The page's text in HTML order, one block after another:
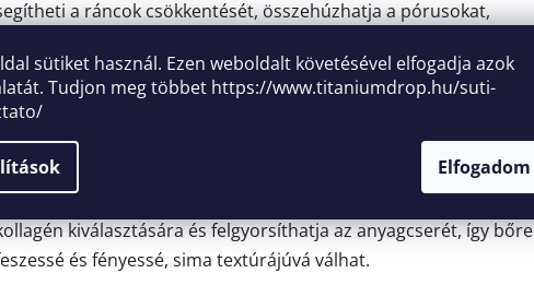
sütiket használ. Ezen weboldalt követésével elfogadja azok
Tudjon meg többet https://www.titaniumdrop.hu/suti-
Elfogadom
a ráncok csökkentését, összehúzhatja a pórusokat,
funkció:
Piros (630 nm)
fokozni a vérkeringést, és serkentheti a bőrsejteket a
kiválasztására és felgyorsíthatja az anyagcserét, így bőre
és fényessé, sima textúrájúvá válhat.